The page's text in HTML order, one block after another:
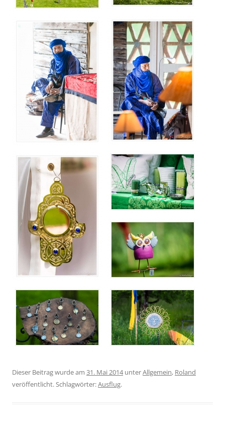
Dieser Beitrag wurde am 31. Mai 2014unterAllgemein, Roland
veröffentlicht. Schlagwörter:Ausflug.